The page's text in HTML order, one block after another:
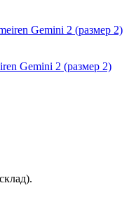
Gemini 2 (размер 2)